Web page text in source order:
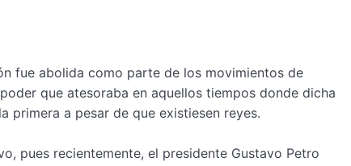
fue abolida como parte de los movimientos de
que atesoraba en aquellos tiempos donde dicha
primera a pesar de que existiesen reyes.
pues recientemente, el presidente Gustavo Petro